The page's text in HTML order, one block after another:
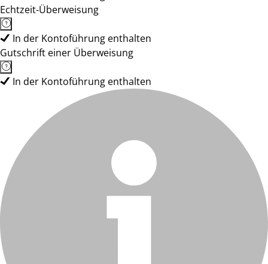
Echtzeit-Überweisung
In der Kontoführung enthalten
Gutschrift einer Überweisung
In der Kontoführung enthalten